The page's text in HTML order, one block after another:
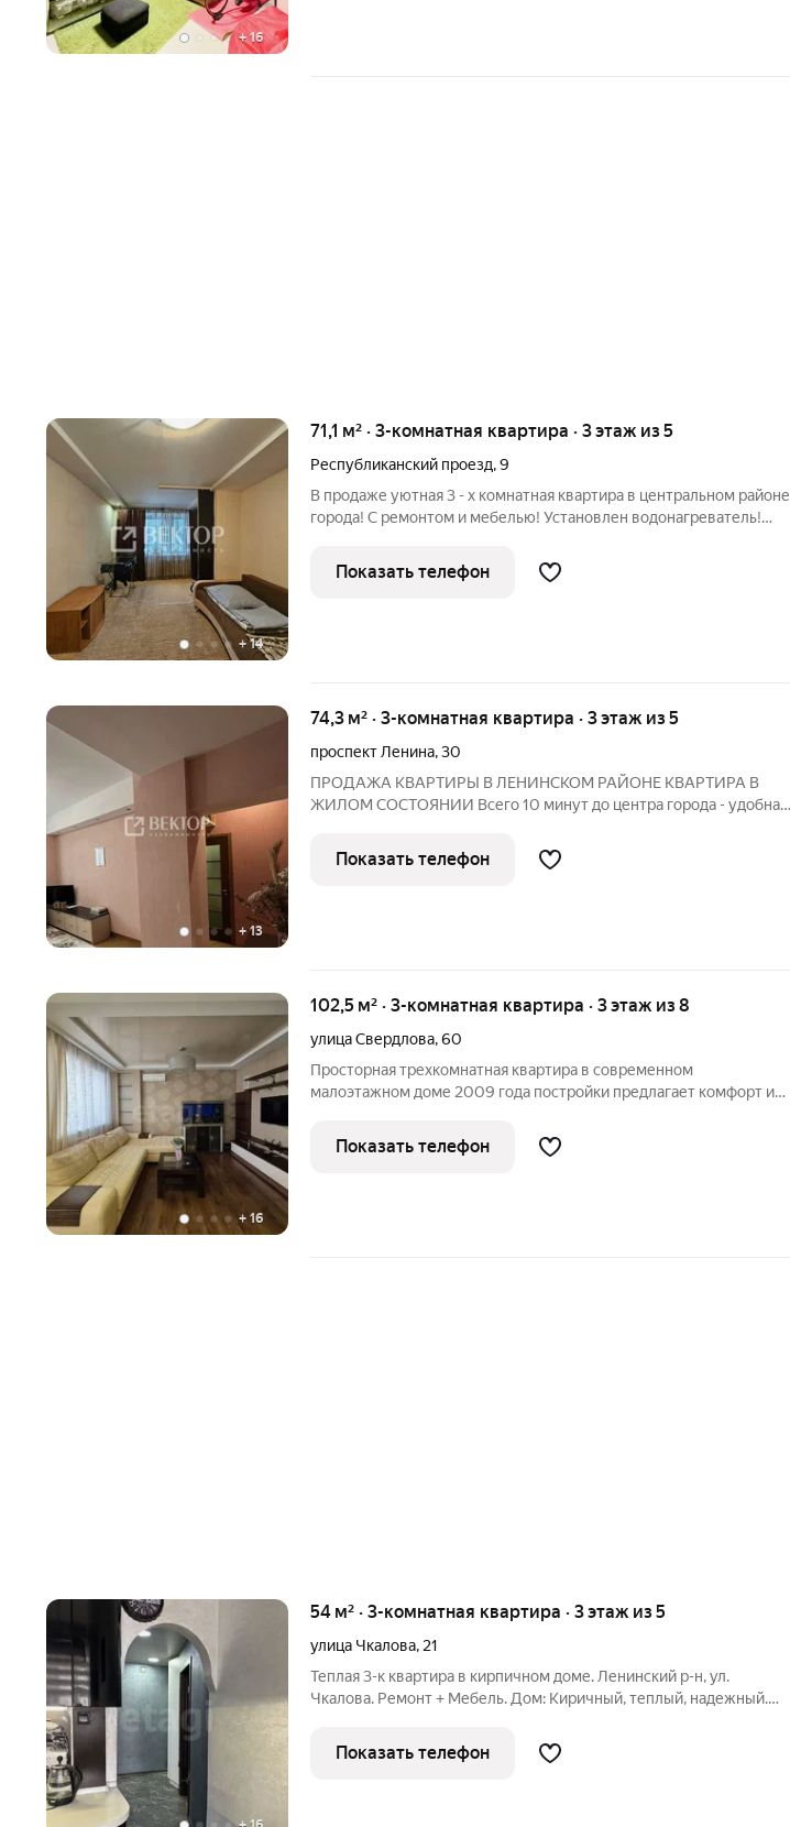
+16
+14
71,1 м² · 3-комнатная квартира · 3 этаж из 5
Республиканский проезд,9
В продаже уютная 3 - х комнатная квартира в центральном районе
города! С ремонтом и мебелью! Установлен водонагреватель!
платежи! Камеры видео-наблюдения! Адрес: г. Ярославль, ул.
Показать телефон
+13
74,3 м² · 3-комнатная квартира · 3 этаж из 5
проспект Ленина,30
ПРОДАЖА КВАРТИРЫ В ЛЕНИНСКОМ РАЙОНЕ КВАРТИРА В
ЖИЛОМ СОСТОЯНИИ Всего 10 минут до центра города - удобная
открытая у дома - Школы и детские сады в шаговой доступности -
Дом теплый, кирпичный, с
Показать телефон
+ 16
102,5 м² · 3-комнатная квартира · 3 этаж из 8
улица Свердлова,60
Просторная трехкомнатная квартира в современном
малоэтажном доме 2009 года постройки предлагает комфорт и
третьем этаже, окна выходят на разные стороны, обеспечивая
хорошую инсоляцию и
Показать телефон
54 м² · 3-комнатная квартира · 3 этаж из 5
улица Чкалова, 21
Теплая 3-к квартира в кирпичном доме. Ленинский р-н, ул.
Чкалова. Ремонт + Мебель. Дом: Киричный, теплый, надежный.
мебели. Состояние: Свежий ремонт. Во всех комнатах натяжные
потолки,
Показать телефон